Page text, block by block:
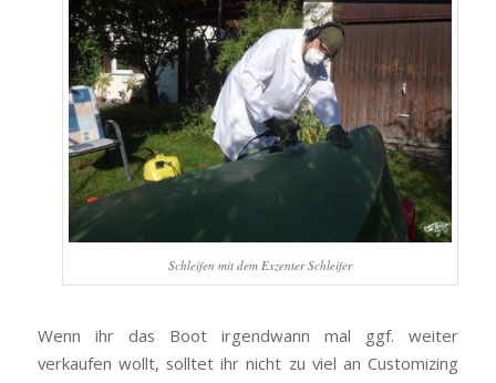
Schleifen mit dem Exzenter Schleifer
Wenn ihr das Boot irgendwann mal ggf. weiter
verkaufen wollt, solltet ihr nicht zu viel an Customizing